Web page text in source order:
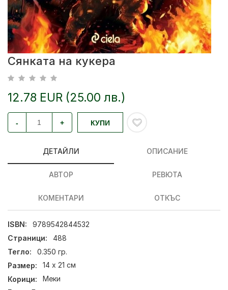
Сянката на кукера
12.78 EUR (25.00 лв.)
- + КУПИ
ДЕТАЙЛИ ОПИСАНИЕ
АВТОР РЕВЮТА
КОМЕНТАРИ ОТКЪС
ISBN:
9789542844532
Страници:
488
Тегло:
0.350 гр.
Размер:
14 х 21 см
Корици:
Меки